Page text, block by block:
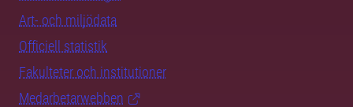
Art- och miljödata
Officiell statistik
Fakulteter och institutioner
Medarbetarwebben